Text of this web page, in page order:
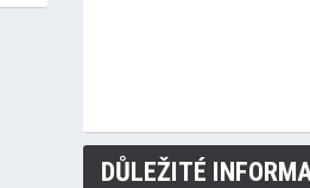
DŮLEŽITÉ